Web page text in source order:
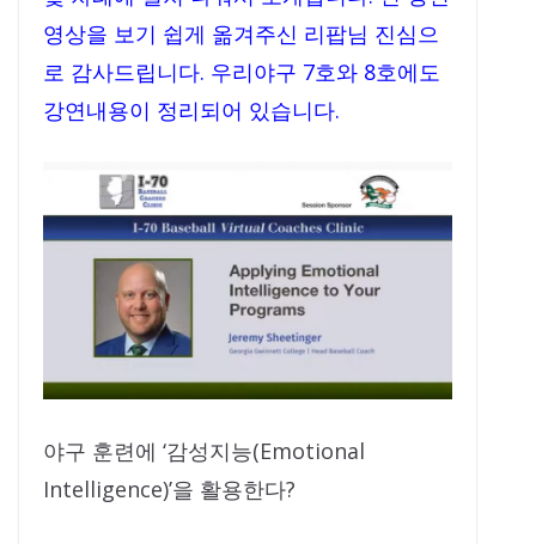
영상을 보기 쉽게 옮겨주신 리팝님 진심으
로 감사드립니다. 우리야구 7호와 8호에도
강연내용이 정리되어 있습니다.
야구 훈련에 ‘감성지능(Emotional
Intelligence)’을 활용한다?